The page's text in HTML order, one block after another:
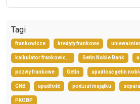
Tagi
frankowicze kredyty frankowe
kalkulator frankowic... Getin Noble Bank
pozwy frankowe Getin upadłość getin
GNB upadłość podział majątku
PKOBP